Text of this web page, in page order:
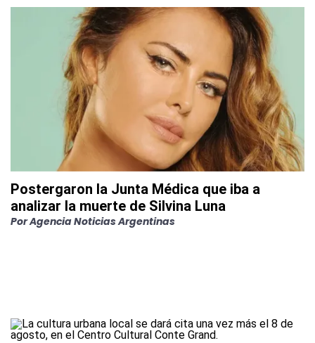
Postergaron la Junta Médica que iba a
analizar la muerte de Silvina Luna
PorAgencia Noticias Argentinas